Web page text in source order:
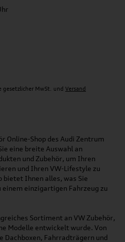
gesetzlicher MwSt. und Versand
Online-Shop des Audi Zentrum
eine breite Auswahl an
und Zubehör, um Ihren
und Ihren VW-Lifestyle zu
bietet Ihnen alles, was Sie
einzigartigen Fahrzeug zu
Sortiment an VW Zubehör,
Modelle entwickelt wurde. Von
Dachboxen, Fahrradträgern und